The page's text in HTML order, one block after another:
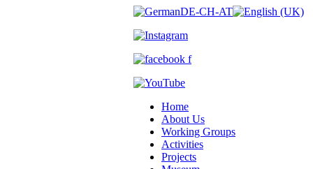
Home
About Us
Working Groups
Activities
Projects